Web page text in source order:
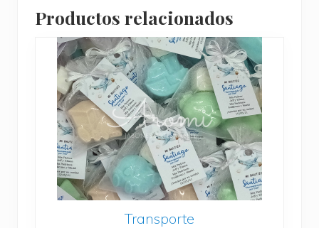
Productos relacionados
Transporte